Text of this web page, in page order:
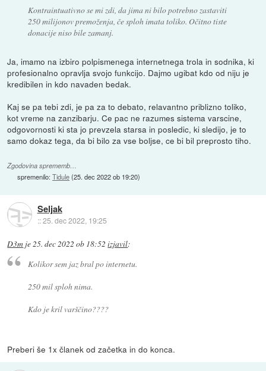
Kontraintuativno se mi zdi, da jima ni bilo potrebno zastaviti
250 milijonov premoženja, če sploh imata toliko. Očitno tiste
donacije niso bile zamanj.
Ja, imamo na izbiro polpismenega internetnega trola in sodnika, ki
profesionalno opravlja svojo funkcijo. Dajmo ugibat kdo od niju je
kredibilen in kdo navaden bedak.
Kaj se pa tebi zdi, je pa za to debato, relavantno priblizno toliko,
kot vreme na zanzibarju. Ce pac ne razumes sistema varscine,
odgovornosti ki sta jo prevzela starsa in posledic, ki sledijo, je to
samo dokaz tega, da bi bilo za vse boljse, ce bi bil preprosto tiho.
Zgodovina sprememb…
spremenilo:Tidule(25. dec 2022 ob 19:20)
Seljak
::25. dec 2022, 19:25
D3m je25. dec 2022 ob 18:52 izjavil:
Kolikor sem jaz bral po internetu.
250 mil sploh nima.
Kdo je kril varščino????
Preberi še 1x članek od začetka in do konca.